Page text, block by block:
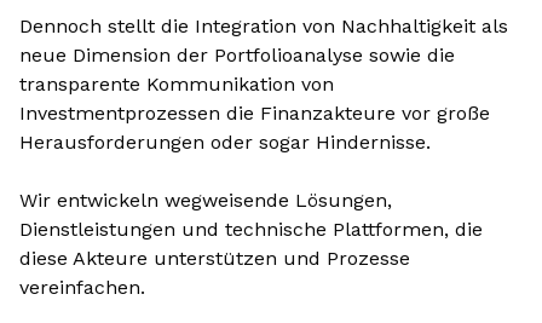
Dennoch stellt die Integration von Nachhaltigkeit als
neue Dimension der Portfolioanalyse sowie die
transparente Kommunikation von
Investmentprozessen die Finanzakteure vor große
Herausforderungen oder sogar Hindernisse.
Wir entwickeln wegweisende Lösungen,
Dienstleistungen und technische Plattformen, die
diese Akteure unterstützen und Prozesse
vereinfachen.